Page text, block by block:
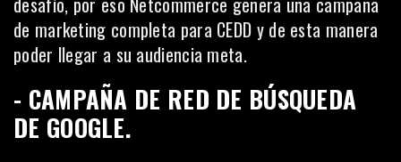
de marketing completa para CEDD y de esta manera
poder llegar a su audiencia meta.
- CAMPAÑA DE RED DE BÚSQUEDA
DE GOOGLE.